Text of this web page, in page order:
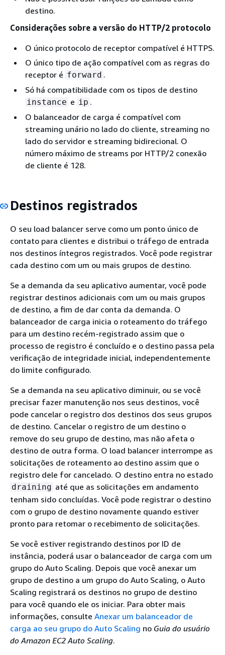
destino.
Considerações sobre a versão do HTTP/2 protocolo
O único protocolo de receptor compatível é HTTPS.
O único tipo de ação compatível com as regras do
receptor é forward .
Só há compatibilidade com os tipos de destino
instance e ip .
O balanceador de carga é compatível com
streaming unário no lado do cliente, streaming no
lado do servidor e streaming bidirecional. O
número máximo de streams por HTTP/2 conexão
de cliente é 128.
Destinos registrados
O seu load balancer serve como um ponto único de
contato para clientes e distribui o tráfego de entrada
nos destinos íntegros registrados. Você pode registrar
cada destino com um ou mais grupos de destino.
Se a demanda da seu aplicativo aumentar, você pode
registrar destinos adicionais com um ou mais grupos
de destino, a fim de dar conta da demanda. O
balanceador de carga inicia o roteamento do tráfego
para um destino recém-registrado assim que o
processo de registro é concluído e o destino passa pela
verificação de integridade inicial, independentemente
do limite configurado.
Se a demanda na seu aplicativo diminuir, ou se você
precisar fazer manutenção nos seus destinos, você
pode cancelar o registro dos destinos dos seus grupos
de destino. Cancelar o registro de um destino o
remove do seu grupo de destino, mas não afeta o
destino de outra forma. O load balancer interrompe as
solicitações de roteamento ao destino assim que o
registro dele for cancelado. O destino entra no estado
draining até que as solicitações em andamento
tenham sido concluídas. Você pode registrar o destino
com o grupo de destino novamente quando estiver
pronto para retomar o recebimento de solicitações.
Se você estiver registrando destinos por ID de
instância, poderá usar o balanceador de carga com um
grupo do Auto Scaling. Depois que você anexar um
grupo de destino a um grupo do Auto Scaling, o Auto
Scaling registrará os destinos no grupo de destino
para você quando ele os iniciar. Para obter mais
informações, consulte Anexar um balanceador de
carga ao seu grupo do Auto Scaling no Guia do usuário
do Amazon EC2 Auto Scaling.